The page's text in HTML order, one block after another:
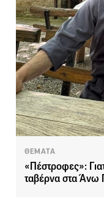
ΘΕΜΑΤΑ
«Πέστροφες»:
ταβέρνα στα Άνω